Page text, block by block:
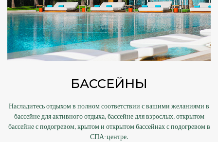
БАССЕЙНЫ
Насладитесь отдыхом в полном соответствии с вашими желаниями в
бассейне для активного отдыха, бассейне для взрослых, открытом
бассейне с подогревом, крытом и открытом бассейнах с подогревом в
СПА-центре.